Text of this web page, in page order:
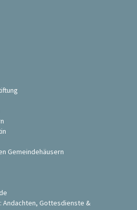
Gemeindehäusern
Andachten, Gottesdienste &